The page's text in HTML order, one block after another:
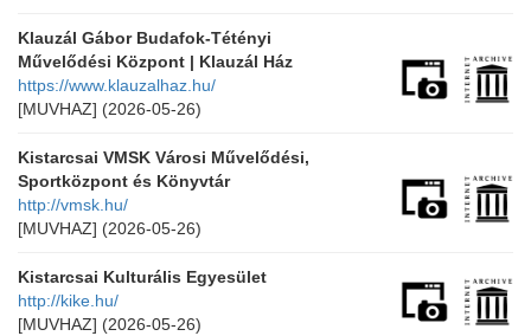
Klauzál Gábor Budafok-Tétényi
Művelődési Központ | Klauzál Ház
https://www.klauzalhaz.hu/
[MUVHAZ] (2026-05-26)
Kistarcsai VMSK Városi Művelődési,
Sportközpont és Könyvtár
http://vmsk.hu/
[MUVHAZ] (2026-05-26)
Kistarcsai Kulturális Egyesület
http://kike.hu/
[MUVHAZ] (2026-05-26)